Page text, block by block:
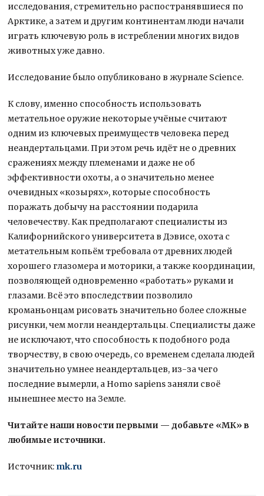
исследования, стремительно распостранявшиеся по
Арктике, а затем и другим континентам люди начали
играть ключевую роль в истреблении многих видов
животных уже давно.
Исследование было опубликовано в журнале Science.
К слову, именно способность использовать
метательное оружие некоторые учёные считают
одним из ключевых преимуществ человека перед
неандертальцами. При этом речь идёт не о древних
сражениях между племенами и даже не об
эффективности охоты, а о значительно менее
очевидных «козырях», которые способность
поражать добычу на расстоянии подарила
человечеству. Как предполагают специалисты из
Калифорнийского университета в Дэвисе, охота с
метательным копьём требовала от древних людей
хорошего глазомера и моторики, а также координации,
позволяющей одновременно «работать» руками и
глазами. Всё это впоследствии позволило
кроманьонцам рисовать значительно более сложные
рисунки, чем могли неандертальцы. Специалисты даже
не исключают, что способность к подобного рода
творчеству, в свою очередь, со временем сделала людей
значительно умнее неандертальцев, из-за чего
последние вымерли, а Homo sapiens заняли своё
нынешнее место на Земле.
Читайте наши новости первыми — добавьте «МК» в
любимые источники.
Источник: mk.ru